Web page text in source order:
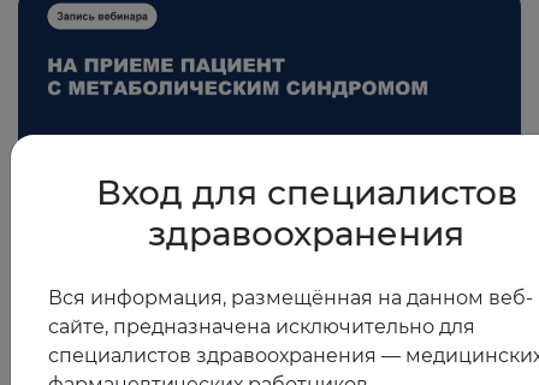
11.11.2025
На приеме пациент с метаболическим синдромом
Вход для специалистов
здравоохранения
Вся информация, размещённая на данном веб-
сайте, предназначена исключительно для
специалистов здравоохранения —